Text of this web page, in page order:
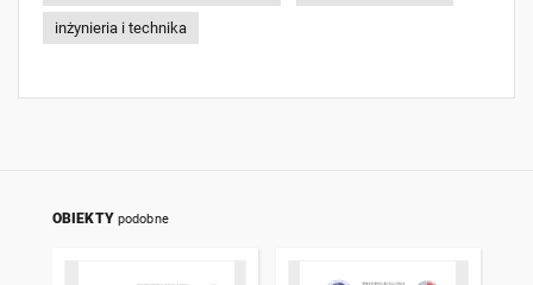
inżynieria i technika
OBIEKTY podobne